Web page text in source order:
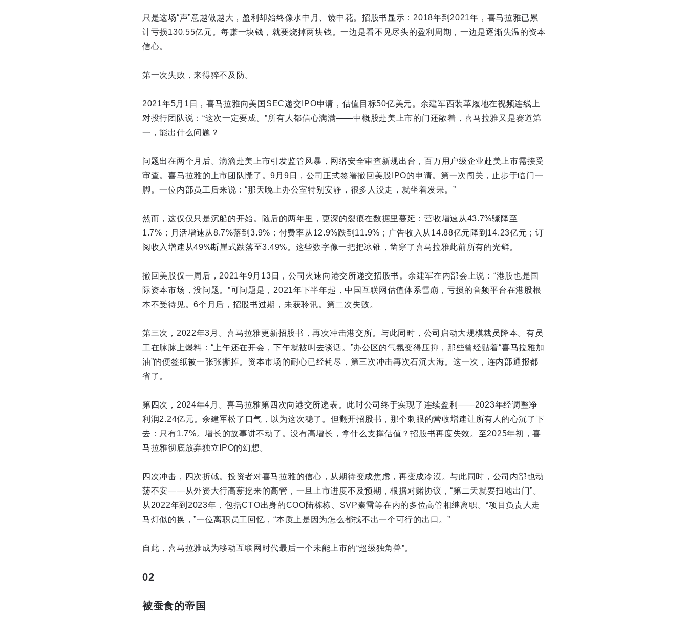
只是这场“声”意越做越大，盈利却始终像水中月、镜中花。招股书显示：2018年到2021年，喜马拉雅已累
计亏损130.55亿元。每赚一块钱，就要烧掉两块钱。一边是看不见尽头的盈利周期，一边是逐渐失温的资本
信心。
第一次失败，来得猝不及防。
2021年5月1日，喜马拉雅向美国SEC递交IPO申请，估值目标50亿美元。余建军西装革履地在视频连线上
对投行团队说：“这次一定要成。”所有人都信心满满——中概股赴美上市的门还敞着，喜马拉雅又是赛道第
一，能出什么问题？
问题出在两个月后。滴滴赴美上市引发监管风暴，网络安全审查新规出台，百万用户级企业赴美上市需接受
审查。喜马拉雅的上市团队慌了。9月9日，公司正式签署撤回美股IPO的申请。第一次闯关，止步于临门一
脚。一位内部员工后来说：“那天晚上办公室特别安静，很多人没走，就坐着发呆。”
然而，这仅仅只是沉船的开始。随后的两年里，更深的裂痕在数据里蔓延：营收增速从43.7%骤降至
1.7%；月活增速从8.7%落到3.9%；付费率从12.9%跌到11.9%；广告收入从14.88亿元降到14.23亿元；订
阅收入增速从49%断崖式跌落至3.49%。这些数字像一把把冰锥，凿穿了喜马拉雅此前所有的光鲜。
撤回美股仅一周后，2021年9月13日，公司火速向港交所递交招股书。余建军在内部会上说：“港股也是国
际资本市场，没问题。”可问题是，2021年下半年起，中国互联网估值体系雪崩，亏损的音频平台在港股根
本不受待见。6个月后，招股书过期，未获聆讯。第二次失败。
第三次，2022年3月。喜马拉雅更新招股书，再次冲击港交所。与此同时，公司启动大规模裁员降本。有员
工在脉脉上爆料：“上午还在开会，下午就被叫去谈话。”办公区的气氛变得压抑，那些曾经贴着“喜马拉雅加
油”的便签纸被一张张撕掉。资本市场的耐心已经耗尽，第三次冲击再次石沉大海。这一次，连内部通报都
省了。
第四次，2024年4月。喜马拉雅第四次向港交所递表。此时公司终于实现了连续盈利——2023年经调整净
利润2.24亿元。余建军松了口气，以为这次稳了。但翻开招股书，那个刺眼的营收增速让所有人的心沉了下
去：只有1.7%。增长的故事讲不动了。没有高增长，拿什么支撑估值？招股书再度失效。至2025年初，喜
马拉雅彻底放弃独立IPO的幻想。
四次冲击，四次折戟。投资者对喜马拉雅的信心，从期待变成焦虑，再变成冷漠。与此同时，公司内部也动
荡不安——从外资大行高薪挖来的高管，一旦上市进度不及预期，根据对赌协议，“第二天就要扫地出门”。
从2022年到2023年，包括CTO出身的COO陆栋栋、SVP秦雷等在内的多位高管相继离职。“项目负责人走
马灯似的换，”一位离职员工回忆，“本质上是因为怎么都找不出一个可行的出口。”
自此，喜马拉雅成为移动互联网时代最后一个未能上市的“超级独角兽”。
02
被蚕食的帝国